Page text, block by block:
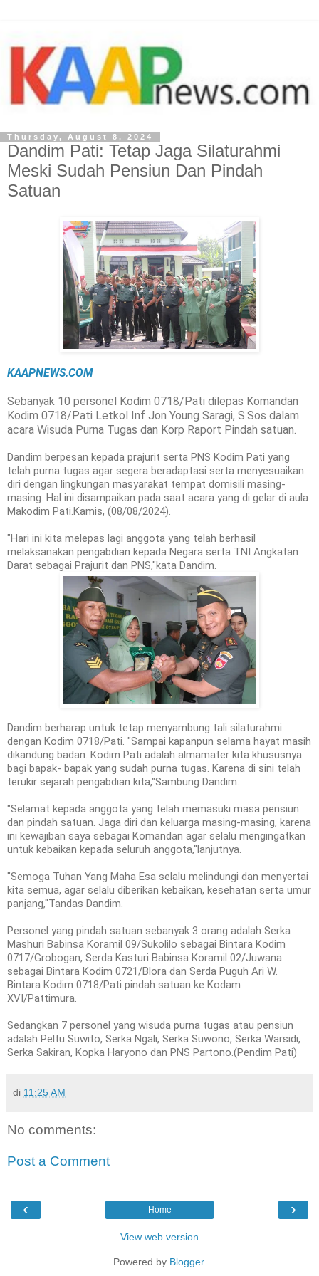
Thursday, August 8, 2024
Dandim Pati: Tetap Jaga Silaturahmi
Meski Sudah Pensiun Dan Pindah
Satuan
KAAPNEWS.COM
Sebanyak 10 personel Kodim 0718/Pati dilepas Komandan
Kodim 0718/Pati Letkol Inf Jon Young Saragi, S.Sos dalam
acara Wisuda Purna Tugas dan Korp Raport Pindah satuan.
Dandim berpesan kepada prajurit serta PNS Kodim Pati yang
telah purna tugas agar segera beradaptasi serta menyesuaikan
diri dengan lingkungan masyarakat tempat domisili masing-
masing. Hal ini disampaikan pada saat acara yang di gelar di aula
Makodim Pati.Kamis, (08/08/2024).
"Hari ini kita melepas lagi anggota yang telah berhasil
melaksanakan pengabdian kepada Negara serta TNI Angkatan
Darat sebagai Prajurit dan PNS,"kata Dandim.
Dandim berharap untuk tetap menyambung tali silaturahmi
dengan Kodim 0718/Pati. "Sampai kapanpun selama hayat masih
dikandung badan. Kodim Pati adalah almamater kita khususnya
bagi bapak- bapak yang sudah purna tugas. Karena di sini telah
terukir sejarah pengabdian kita,"Sambung Dandim.
"Selamat kepada anggota yang telah memasuki masa pensiun
dan pindah satuan. Jaga diri dan keluarga masing-masing, karena
ini kewajiban saya sebagai Komandan agar selalu mengingatkan
untuk kebaikan kepada seluruh anggota,"lanjutnya.
"Semoga Tuhan Yang Maha Esa selalu melindungi dan menyertai
kita semua, agar selalu diberikan kebaikan, kesehatan serta umur
panjang,"Tandas Dandim.
Personel yang pindah satuan sebanyak 3 orang adalah Serka
Mashuri Babinsa Koramil 09/Sukolilo sebagai Bintara Kodim
0717/Grobogan, Serda Kasturi Babinsa Koramil 02/Juwana
sebagai Bintara Kodim 0721/Blora dan Serda Puguh Ari W.
Bintara Kodim 0718/Pati pindah satuan ke Kodam
XVI/Pattimura.
Sedangkan 7 personel yang wisuda purna tugas atau pensiun
adalah Peltu Suwito, Serka Ngali, Serka Suwono, Serka Warsidi,
Serka Sakiran, Kopka Haryono dan PNS Partono.(Pendim Pati)
di 11:25 AM
No comments:
Post a Comment
‹ ›
Home
View web version
Powered by Blogger.